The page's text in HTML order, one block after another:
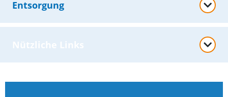
Entsorgung
Nützliche Links